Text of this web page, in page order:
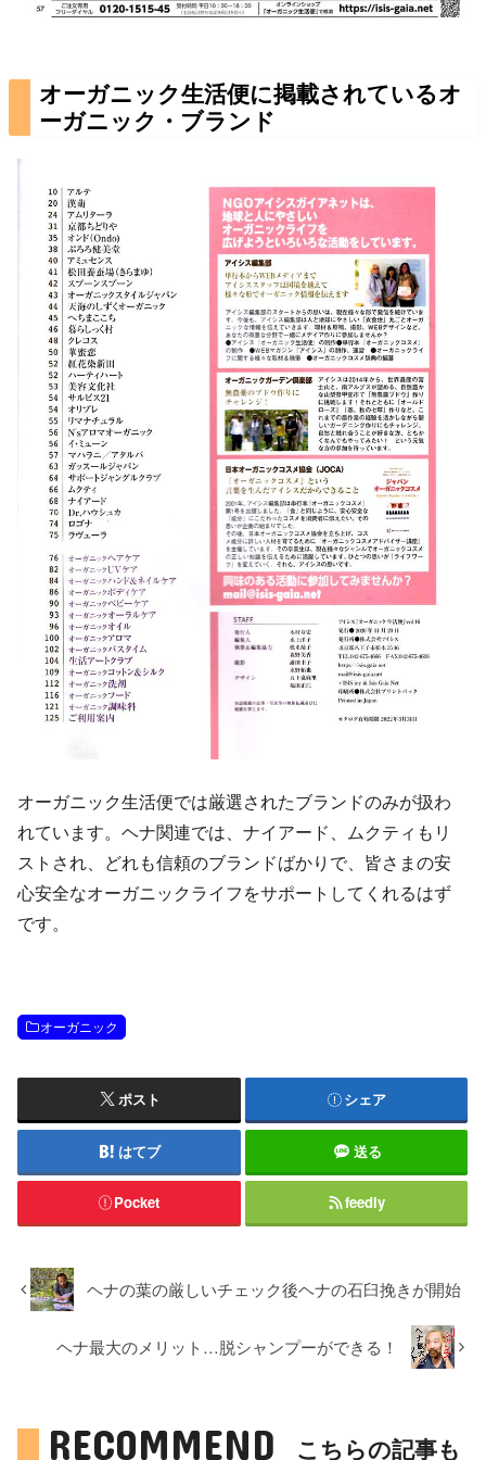
オーガニック生活便に掲載されているオ
ーガニック・ブランド
オーガニック生活便では厳選されたブランドのみが扱わ
れています。ヘナ関連では、ナイアード、ムクティもリ
ストされ、どれも信頼のブランドばかりで、皆さまの安
心安全なオーガニックライフをサポートしてくれるはず
です。
オーガニック
ポスト シェア
はてブ 送る
Pocket feedly
ヘナの葉の厳しいチェック後ヘナの石臼挽きが開始
ヘナ最大のメリット…脱シャンプーができる！
RECOMMEND
こちらの記事も